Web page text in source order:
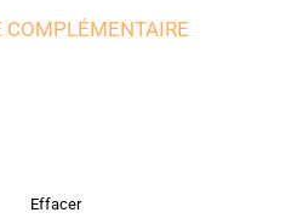
COMPLÉMENTAIRE
Effacer